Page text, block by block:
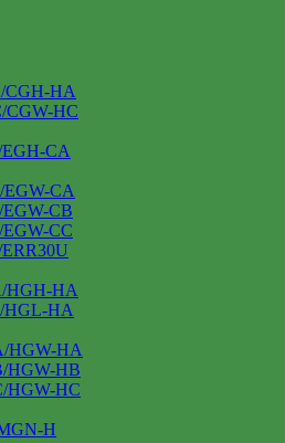
CGH-HA
CGW-HC
CA
CA
CB
CC
HGH-HA
HA
HGW-HA
HGW-HB
HGW-HC
H